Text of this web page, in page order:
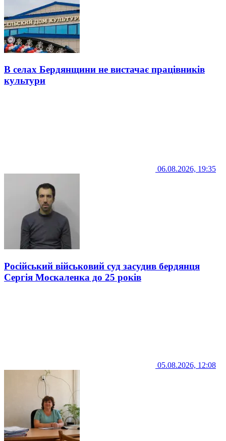
В селах Бердянщини не вистачає працівників
культури
06.08.2026, 19:35
Російський військовий суд засудив бердянця
Сергія Москаленка до 25 років
05.08.2026, 12:08